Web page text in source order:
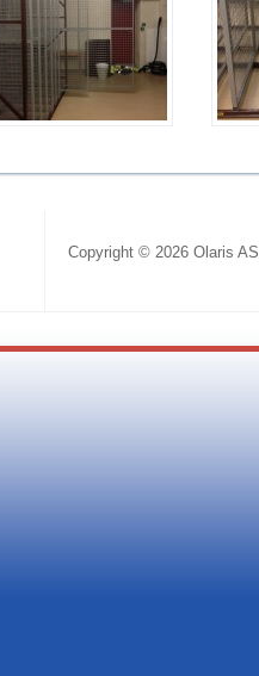
Copyright © 2026 Olaris AS